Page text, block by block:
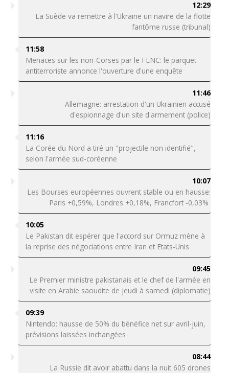
12:29
La Suède va remettre à l'Ukraine un navire de la flotte
fantôme russe (tribunal)
11:58
Menaces sur les non-Corses par le FLNC: le parquet
antiterroriste annonce l'ouverture d'une enquête
11:46
Allemagne: arrestation d'un Ukrainien accusé
d'espionnage d'un site d'armement (police)
11:16
La Corée du Nord a tiré un "projectile non identifié",
selon l'armée sud-coréenne
10:07
Les Bourses européennes ouvrent stable ou en hausse:
Paris +0,59%, Londres +0,18%, Francfort -0,03%
10:05
Le Pakistan dit espérer que l'accord sur Ormuz mène à
la reprise des négociations entre Iran et Etats-Unis
09:45
Le Premier ministre pakistanais et le chef de l'armée en
visite en Arabie saoudite de jeudi à samedi (diplomatie)
09:39
Nintendo: hausse de 50% du bénéfice net sur avril-juin,
prévisions laissées inchangées
08:44
La Russie dit avoir abattu dans la nuit 605 drones